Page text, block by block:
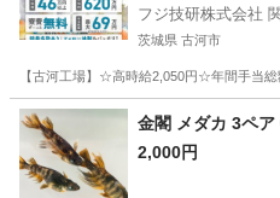
フジ技研株式会社
茨城県 古河市
【古河工場】☆高時給2,050円☆年間手当
茨城 古河市 その他
金閣 メダカ 3ペ
2,000円